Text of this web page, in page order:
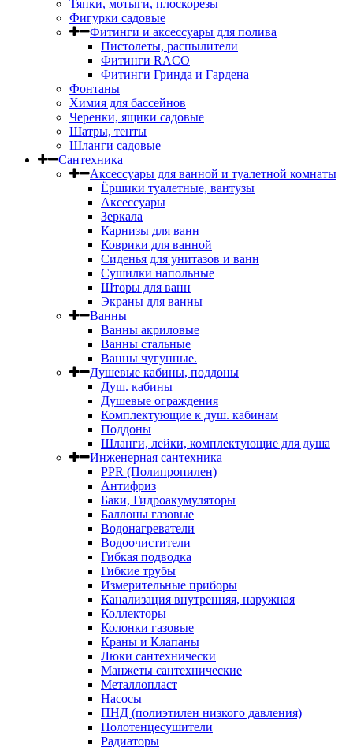
Тяпки, мотыги, плоскорезы
Фигурки садовые
Фитинги и аксессуары для полива
Пистолеты, распылители
Фитинги RACO
Фитинги Гринда и Гардена
Фонтаны
Химия для бассейнов
Черенки, ящики садовые
Шатры, тенты
Шланги садовые
Сантехника
Аксессуары для ванной и туалетной комнаты
Ёршики туалетные, вантузы
Аксессуары
Зеркала
Карнизы для ванн
Коврики для ванной
Сиденья для унитазов и ванн
Сушилки напольные
Шторы для ванн
Экраны для ванны
Ванны
Ванны акриловые
Ванны стальные
Ванны чугунные.
Душевые кабины, поддоны
Душ. кабины
Душевые ограждения
Комплектующие к душ. кабинам
Поддоны
Шланги, лейки, комплектующие для душа
Инженерная сантехника
PPR (Полипропилен)
Антифриз
Баки, Гидроакумуляторы
Баллоны газовые
Водонагреватели
Водоочистители
Гибкая подводка
Гибкие трубы
Измерительные приборы
Канализация внутренняя, наружная
Коллекторы
Колонки газовые
Краны и Клапаны
Люки сантехнически
Манжеты сантехнические
Металлопласт
Насосы
ПНД (полиэтилен низкого давления)
Полотенцесушители
Радиаторы